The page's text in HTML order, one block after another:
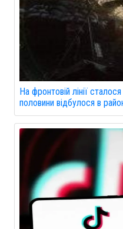
На фронтовій лінії
половини відбулося в